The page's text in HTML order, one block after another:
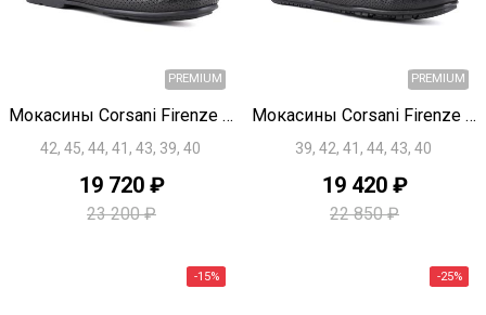
Быстрый просмотр Мокасины Corsani Firenze U1822
42, 45, 44, 41, 43, 39, 40
19 720 ₽
23 200 ₽
Быстрый просмотр Мокасины Corsani Firenze U1821
39, 42, 41, 44, 43, 40
19 420 ₽
22 850 ₽